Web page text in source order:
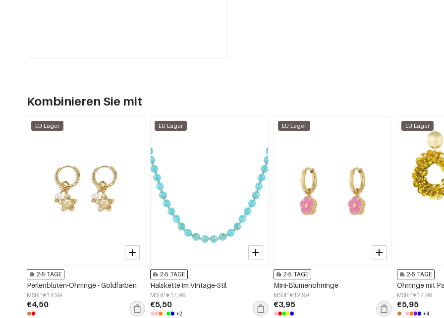
Kombinieren Sie mit
EU-Lager
2-5 TAGE
Perlenblüten-Ohrringe - Goldfarben
MSRP €14,99
€4,50
EU-Lager
2-5 TAGE
Halskette im Vintage-Stil
MSRP €17,99
€5,50
+2
EU-Lager
2-5 TAGE
Mini-Blumenohrringe
MSRP €12,99
€3,95
EU-Lager
2-5 TAGE
Ohrringe mit
MSRP €17,99
€5,95
+4